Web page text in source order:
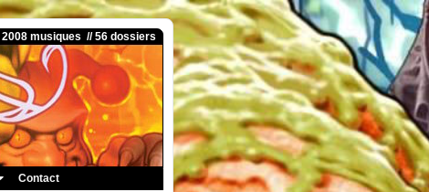
musiques // 56 dossiers
Contact